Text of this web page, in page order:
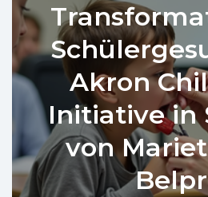
Akron
Initiative in
von